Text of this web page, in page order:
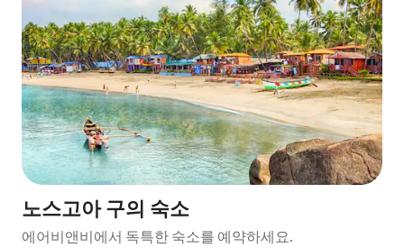
노스고아 구의 숙소
에어비앤비에서 독특한 숙소를 예약하세요.